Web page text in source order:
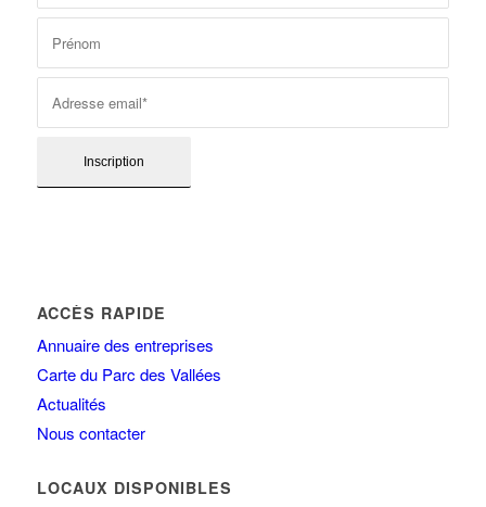
ACCÈS RAPIDE
Annuaire des entreprises
Carte du Parc des Vallées
Actualités
Nous contacter
LOCAUX DISPONIBLES